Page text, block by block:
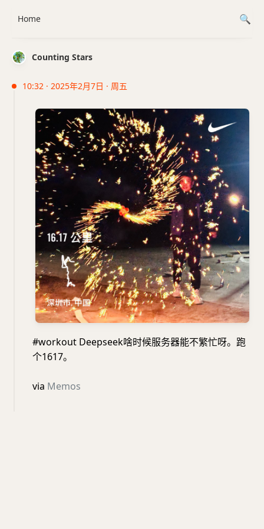
Counting Stars
10:32 · 2025年2月7日 · 周五
#workout Deepseek啥时候服务器能不繁忙呀。跑
个1617。
via Memos
Home